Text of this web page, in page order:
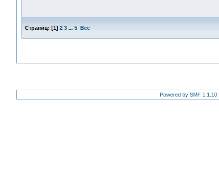
Страниц: [1] 2 3 ... 5 Все
Powered by SMF 1.1.10